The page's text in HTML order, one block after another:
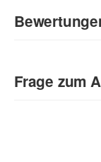
Sie Anderen bei
Frage zum